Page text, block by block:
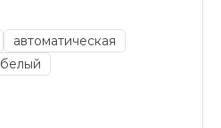
автоматическая
белый